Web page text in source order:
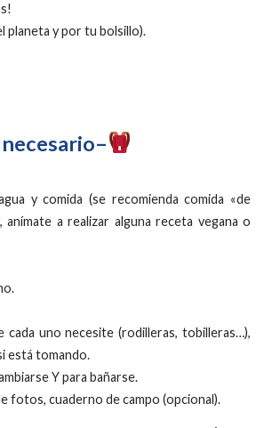
planeta y por tu bolsillo).
y comida (se recomienda comida «de
anímate a realizar alguna receta vegana o
cada uno necesite (rodilleras, tobilleras…),
está tomando.
Y para bañarse.
fotos, cuaderno de campo (opcional).